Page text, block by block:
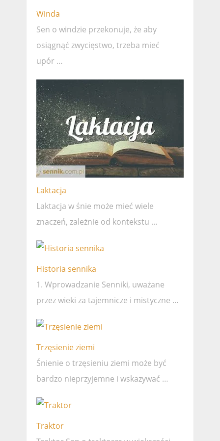
Winda
Sen o windzie przekonuje, że ​​aby
osiągnąć zwycięstwo, trzeba mieć
upór …
Laktacja
Laktacja w śnie może mieć wiele
znaczeń, zależnie od kontekstu …
Historia sennika
1. Wprowadzanie Senniki, uważane
przez wieki za tajemnicze i mistyczne …
Trzęsienie ziemi
Śnienie o trzęsieniu ziemi może być
bardzo nieprzyjemne i wskazywać …
Traktor